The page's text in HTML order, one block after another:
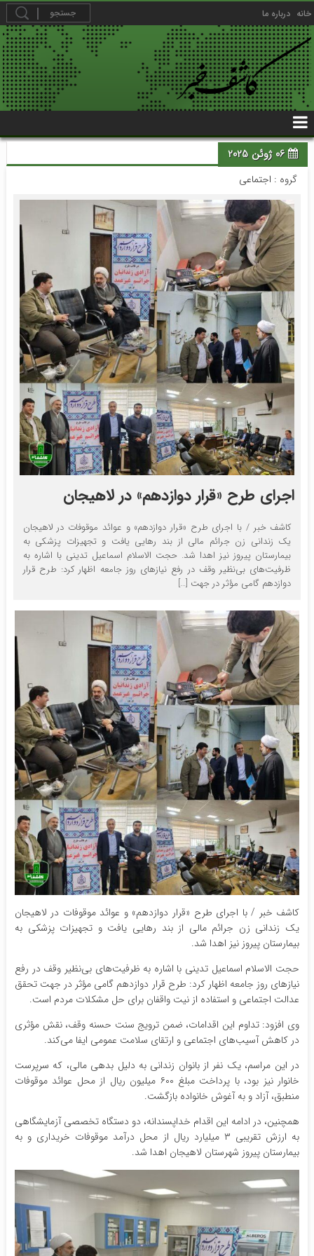
خانه درباره ما
06 ژوئن 2025
گروه : اجتماعی
اجرای طرح «قرار دوازدهم» در لاهیجان
کاشف خبر / با اجرای طرح «قرار دوازدهم» و عوائد موقوفات در لاهیجان
یک زندانی زن جرائم مالی از بند رهایی یافت و تجهیزات پزشکی به
بیمارستان پیروز نیز اهدا شد. حجت الاسلام اسماعیل تدینی با اشاره به
ظرفیت‌های بی‌نظیر وقف در رفع نیازهای روز جامعه اظهار کرد: طرح قرار
دوازدهم گامی مؤثر در جهت […]
کاشف خبر / با اجرای طرح «قرار دوازدهم» و عوائد موقوفات در لاهیجان
یک زندانی زن جرائم مالی از بند رهایی یافت و تجهیزات پزشکی به
بیمارستان پیروز نیز اهدا شد.
حجت الاسلام اسماعیل تدینی با اشاره به ظرفیت‌های بی‌نظیر وقف در رفع
نیازهای روز جامعه اظهار کرد: طرح قرار دوازدهم گامی مؤثر در جهت تحقق
عدالت اجتماعی و استفاده از نیت واقفان برای حل مشکلات مردم است.
وی افزود: تداوم این اقدامات، ضمن ترویج سنت حسنه وقف، نقش مؤثری
در کاهش آسیب‌های اجتماعی و ارتقای سلامت عمومی ایفا می‌کند.
در این مراسم، یک نفر از بانوان زندانی به دلیل بدهی مالی، که سرپرست
خانوار نیز بود، با پرداخت مبلغ ۶۰۰ میلیون ریال از محل عوائد موقوفات
منطبق، آزاد و به آغوش خانواده بازگشت.
همچنین، در ادامه این اقدام خداپسندانه، دو دستگاه تخصصی آزمایشگاهی
به ارزش تقریبی ۳ میلیارد ریال از محل درآمد موقوفات خریداری و به
بیمارستان پیروز شهرستان لاهیجان اهدا شد.